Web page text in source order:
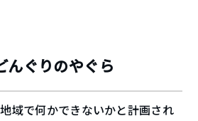
ぐりのやぐら
域で何かできないかと計画され